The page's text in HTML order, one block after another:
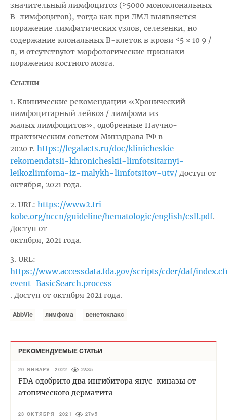
значительный лимфоцитоз (≥5000 моноклональных
В-лимфоцитов), тогда как при ЛМЛ выявляется
поражение лимфатических узлов, селезенки, но
содержание клональных В-клеток в крови ≤5 × 10 9 /
л, и отсутствуют морфологические признаки
поражения костного мозга.
Ссылки
1. Клинические рекомендации «Хронический
лимфоцитарный лейкоз / лимфома из
малых лимфоцитов», одобренные Научно-
практическим советом Минздрава РФ в
2020 г. https://legalacts.ru/doc/klinicheskie-
rekomendatsii-khronicheskii-limfotsitarnyi-
leikozlimfoma-iz-malykh-limfotsitov-utv/ Доступ от
октября, 2021 года.
2. URL: https://www2.tri-
kobe.org/nccn/guideline/hematologic/english/csll.pdf.
Доступ от
октября, 2021 года.
3. URL:
https://www.accessdata.fda.gov/scripts/cder/daf/
event=BasicSearch.process
. Доступ от октября 2021 года.
AbbVie лимфома венетоклакс
РЕКОМЕНДУЕМЫЕ СТАТЬИ
20 ЯНВАРЯ 2022 2835
FDA одобрило два ингибитора янус-киназы от
атопического дерматита
23 ОКТЯБРЯ 2021 2795